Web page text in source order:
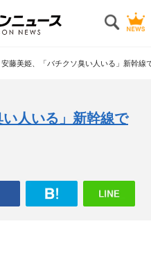
安藤美姫、「バチクソ臭い人いる」新幹線
人いる」新幹線で